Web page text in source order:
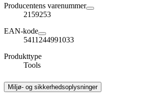
Producentens varenummer
2159253
EAN-kode
5411244991033
Produkttype
Tools
Miljø- og sikkerhedsoplysninger